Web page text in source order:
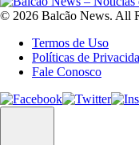
© 2026 Balcão News. All
Termos de Uso
Políticas de
Fale Conosco